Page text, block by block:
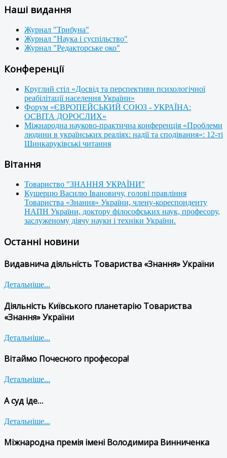
Наші видання
Журнал "Трибуна"
Журнал "Наука і суспільство"
Журнал "Редакторське око"
Конференції
Круглий стіл «Досвід та перспективи психологічної
реабілітації населення України»
Форум «ЄВРОПЕЙСЬКИЙ СОЮЗ - УКРАЇНА:
ОСВІТА ДОРОСЛИХ»
Міжнародна науково-практична конференція «Проблеми
людини в українських реаліях: надії та сподівання»: 12-ті
Шинкаруківські читання
Вітання
Товариство "ЗНАННЯ УКРАЇНИ"
Кушерцю Василю Івановичу, голові правління
Товариства «Знання» України, члену-кореспонденту
НАПН України, доктору філософських наук, професору,
заслуженому діячу науки і техніки України.
Останні новини
Видавнича діяльність Товариства «Знання» України
Детальніше...
Діяльність Київського планетарію Товариства
«Знання» України
Детальніше...
Вітаймо Почесного професора!
Детальніше...
А суд іде…
Детальніше...
Міжнародна премія імені Володимира Винниченка